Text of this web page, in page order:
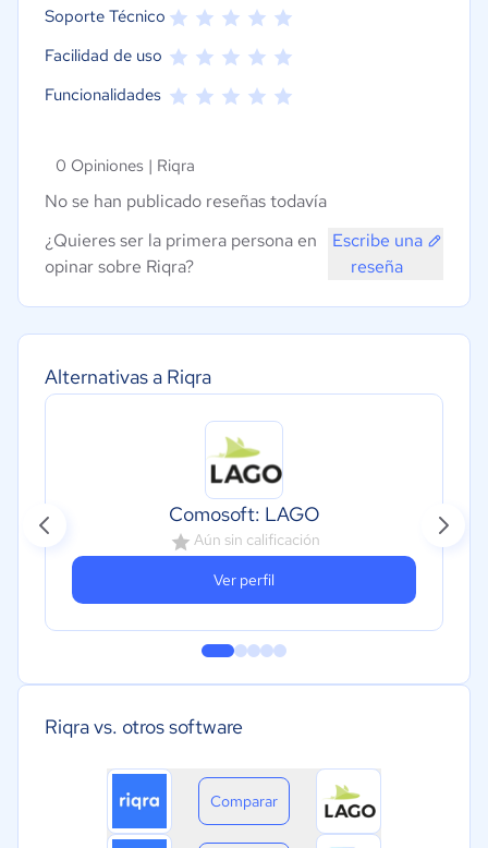
Alternativas a Riqra
Comosoft: LAGO
Aún sin calificación
Ver perfil
Riqra vs. otros software
Comparar
Soporte Técnico
Facilidad de uso
Funcionalidades
0 Opiniones | Riqra
No se han publicado reseñas todavía
¿Quieres ser la primera persona en
opinar sobre Riqra?
Escribe una
reseña